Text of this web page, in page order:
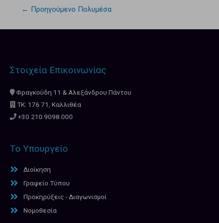
← Προηγούμενο Πολυμέσα
Στοιχεία Επικοινωνίας
Φραγκούδη 11 & Αλεξάνδρου Πάντου
ΤΚ: 176 71, Καλλιθέα
+30 210.9098.000
Το Υπουργείο
Διοίκηση
Γραφείο Τύπου
Προκηρύξεις - Διαγωνισμοί
Νομοθεσία